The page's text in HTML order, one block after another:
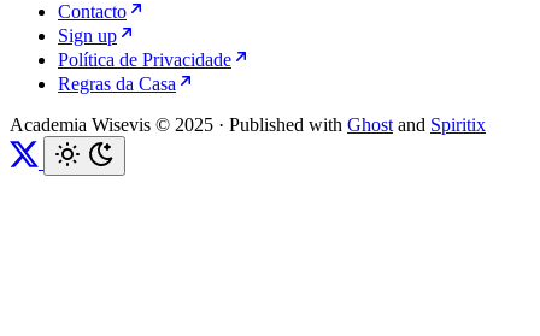
Contacto
Sign up
Política de Privacidade
Regras da Casa
Academia Wisevis © 2025 · Published with Ghost and Spiritix